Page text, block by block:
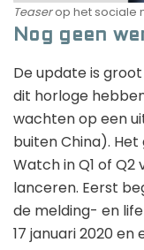
Teaserop het sociale
Nog geen
De update is
dit horloge
wachten op een
buiten China).
Watch in Q1 of
lanceren. Eerst
de melding- en
17 januari 2020 en